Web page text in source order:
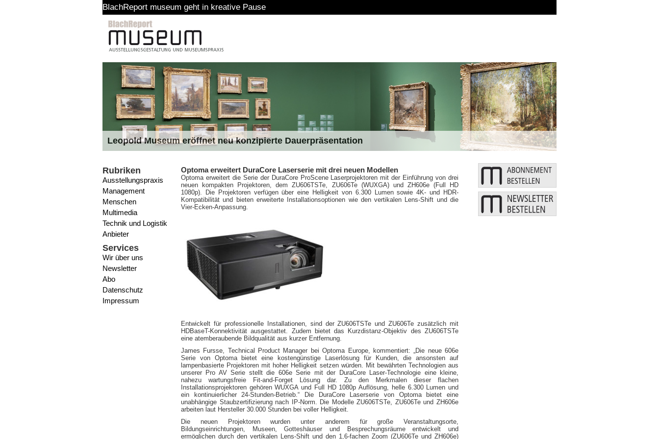
BlachReport museum geht in kreative Pause
Leopold Museum eröffnet neu konzipierte Dauerpräsentation
Rubriken
Ausstellungspraxis
Management
Menschen
Multimedia
Technik und Logistik
Anbieter
Services
Wir über uns
Newsletter
Abo
Datenschutz
Impressum
Optoma erweitert DuraCore Laserserie mit drei neuen Modellen
Optoma erweitert die Serie der DuraCore ProScene Laserprojektoren mit der Einführung von drei
neuen kompakten Projektoren, dem ZU606TSTe, ZU606Te (WUXGA) und ZH606e (Full HD
1080p). Die Projektoren verfügen über eine Helligkeit von 6.300 Lumen sowie 4K- und HDR-
Kompatibilität und bieten erweiterte Installationsoptionen wie den vertikalen Lens-Shift und die
Vier-Ecken-Anpassung.
Entwickelt für professionelle Installationen, sind der ZU606TSTe und ZU606Te zusätzlich mit
HDBaseT-Konnektivität ausgestattet. Zudem bietet das Kurzdistanz-Objektiv des ZU606TSTe
eine atemberaubende Bildqualität aus kurzer Entfernung.
James Fursse, Technical Product Manager bei Optoma Europe, kommentiert: „Die neue 606e
Serie von Optoma bietet eine kostengünstige Laserlösung für Kunden, die ansonsten auf
lampenbasierte Projektoren mit hoher Helligkeit setzen würden. Mit bewährten Technologien aus
unserer Pro AV Serie stellt die 606e Serie mit der DuraCore Laser-Technologie eine kleine,
nahezu wartungsfreie Fit-and-Forget Lösung dar. Zu den Merkmalen dieser flachen
Installationsprojektoren gehören WUXGA und Full HD 1080p Auflösung, helle 6.300 Lumen und
ein kontinuierlicher 24-Stunden-Betrieb.“ Die DuraCore Laserserie von Optoma bietet eine
unabhängige Staubzertifizierung nach IP-Norm. Die Modelle ZU606TSTe, ZU606Te und ZH606e
arbeiten laut Hersteller 30.000 Stunden bei voller Helligkeit.
Die neuen Projektoren wurden unter anderem für große Veranstaltungsorte,
Bildungseinrichtungen, Museen, Gotteshäuser und Besprechungsräume entwickelt und
ermöglichen durch den vertikalen Lens-Shift und den 1,6-fachen Zoom (ZU606Te und ZH606e)